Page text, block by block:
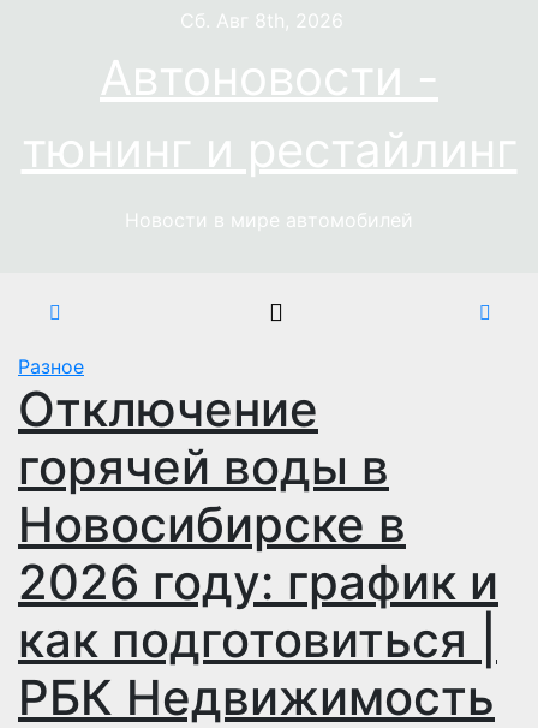
содержимому
Сб. Авг 8th, 2026
Автоновости -
тюнинг и рестайлинг
Новости в мире автомобилей
Разное
Отключение
горячей воды в
Новосибирске в
2026 году: график и
как подготовиться |
РБК Недвижимость